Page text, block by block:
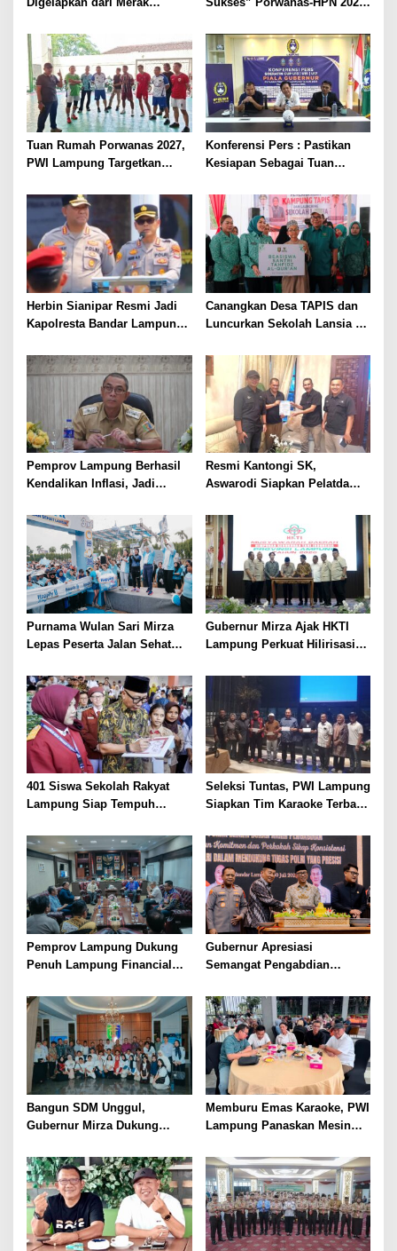
Pengemudinya Prajurit TNI
AL
Pariwisata Menggeliat
Tuan Rumah Porwanas 2027,
PWI Lampung Targetkan
Konferensi Pers : Pastikan
Kesiapan Sebagai Tuan
Tiga Venue Pelaksanaan
Soeratin Cup Piala Gubernur
Lampung
Herbin Sianipar Resmi Jadi
Kapolresta Bandar Lampung,
Prioritas
Canangkan Desa TAPIS dan
Luncurkan Sekolah Lansia di
TP PKK Lampung Dorong
Pembangunan SDM Dimulai
dari Desa
Pemprov Lampung Berhasil
Kendalikan Inflasi, Jadi
Terendah di Sumatera
Resmi Kantongi SK,
Aswarodi Siapkan Pelatda
Menuju Porwanas 2027
Purnama Wulan Sari Mirza
Lepas Peserta Jalan Sehat
Lansia Sehat dan Bahagia
Gubernur Mirza Ajak HKTI
Lampung Perkuat Hilirisasi
Kesejahteraan Petani
401 Siswa Sekolah Rakyat
Lampung Siap Tempuh
Dorong Lahirnya Generasi
Emas
Seleksi Tuntas, PWI Lampung
Siapkan Tim Karaoke Terbaik
Pemprov Lampung Dukung
Penuh Lampung Financial
Keuangan Generasi Muda
Gubernur Apresiasi
Semangat Pengabdian
Menjaga Stabilitas Lampung
Bangun SDM Unggul,
Gubernur Mirza Dukung
bagi Generasi Muda
Lampung
Memburu Emas Karaoke, PWI
Lampung Panaskan Mesin